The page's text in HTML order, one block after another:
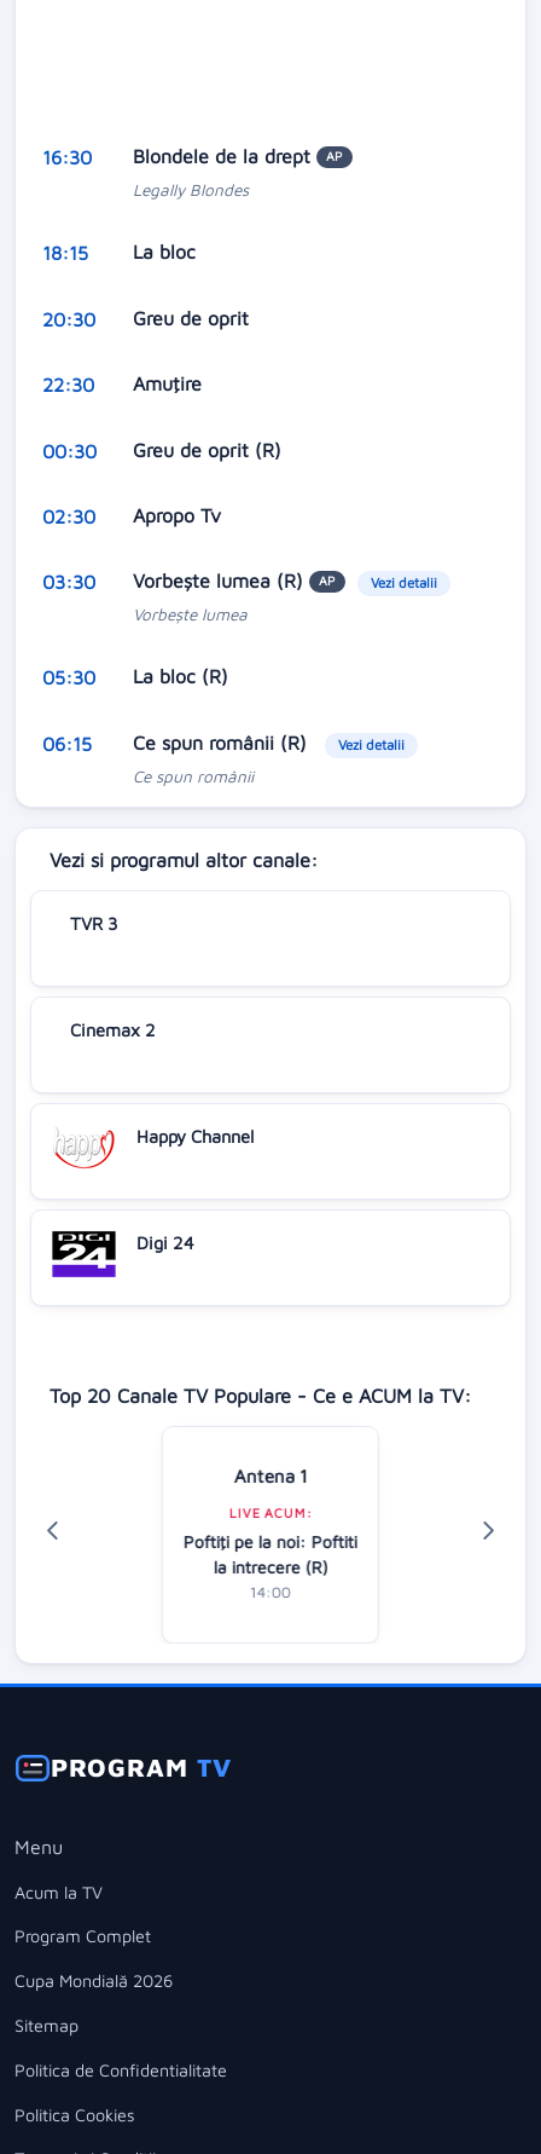
16:30 Blondele de la drept AP
Legally Blondes
18:15 La bloc
20:30 Greu de oprit
22:30 Amuţire
00:30 Greu de oprit (R)
02:30 Apropo Tv
03:30 Vorbeşte lumea (R) AP Vezi detalii
Vorbeşte lumea
05:30 La bloc (R)
06:15 Ce spun românii (R) Vezi detalii
Ce spun românii
Vezi si programul altor canale:
TVR 3
Cinemax 2
Happy Channel
Digi 24
Top 20 Canale TV Populare - Ce e ACUM la TV:
Antena 1
LIVE ACUM:
Poftiţi pe la noi: Poftiti
la intrecere (R)
14:00
PROGRAMTV
Menu
Acum la TV
Program Complet
Cupa Mondială 2026
Sitemap
Politica de Confidentialitate
Politica Cookies